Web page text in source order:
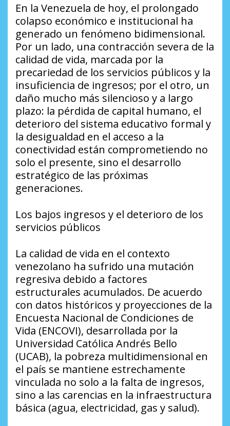
​En la Venezuela de hoy, el prolongado
colapso económico e institucional ha
generado un fenómeno bidimensional.
Por un lado, una contracción severa de la
calidad de vida, marcada por la
precariedad de los servicios públicos y la
insuficiencia de ingresos; por el otro, un
daño mucho más silencioso y a largo
plazo: la pérdida de capital humano, el
deterioro del sistema educativo formal y
la desigualdad en el acceso a la
conectividad están comprometiendo no
solo el presente, sino el desarrollo
estratégico de las próximas
generaciones.
​Los bajos ingresos y el deterioro de los
servicios públicos
​La calidad de vida en el contexto
venezolano ha sufrido una mutación
regresiva debido a factores
estructurales acumulados. De acuerdo
con datos históricos y proyecciones de la
Encuesta Nacional de Condiciones de
Vida (ENCOVI), desarrollada por la
Universidad Católica Andrés Bello
(UCAB), la pobreza multidimensional en
el país se mantiene estrechamente
vinculada no solo a la falta de ingresos,
sino a las carencias en la infraestructura
básica (agua, electricidad, gas y salud).